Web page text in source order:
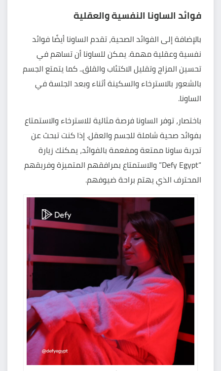
فوائد الساونا النفسية والعقلية
بالإضافة إلى الفوائد الصحية، تقدم الساونا أيضًا فوائد
نفسية وعقلية مهمة. يمكن للساونا أن تساهم في
تحسين المزاج وتقليل الاكتئاب والقلق.. كما يتمتع الجسم
بالشعور بالاسترخاء والسكينة أثناء وبعد الجلسة في
الساونا.
باختصار، توفر الساونا فرصة مثالية للاسترخاء والاستمتاع
بفوائد صحية شاملة للجسم والعقل. إذا كنت تبحث عن
تجربة ساونا ممتعة ومفعمة بالفوائد، يمكنك زيارة
“Defy Egypt” والاستمتاع بمرافقهم المتميزة وفريقهم
المحترف الذي يهتم براحة ضيوفهم.